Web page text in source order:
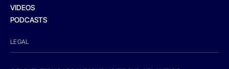
VIDEOS
PODCASTS
LEGAL